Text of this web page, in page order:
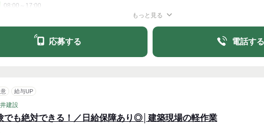
08:00～17:00
もっと見る
応募する 電話する
給与UP
建設
でも絶対できる！／日給保障あり◎│建築現場の軽作業